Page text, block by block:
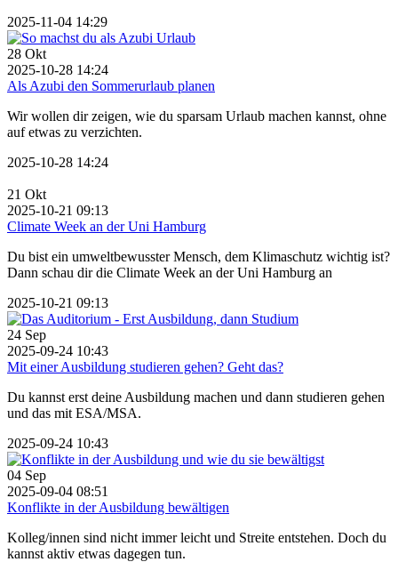
2025-11-04 14:29
28 Okt
2025-10-28 14:24
Als Azubi den Sommerurlaub planen
Wir wollen dir zeigen, wie du sparsam Urlaub machen kannst, ohne
auf etwas zu verzichten.
2025-10-28 14:24
21 Okt
2025-10-21 09:13
Climate Week an der Uni Hamburg
Du bist ein umweltbewusster Mensch, dem Klimaschutz wichtig ist?
Dann schau dir die Climate Week an der Uni Hamburg an
2025-10-21 09:13
24 Sep
2025-09-24 10:43
Mit einer Ausbildung studieren gehen? Geht das?
Du kannst erst deine Ausbildung machen und dann studieren gehen
und das mit ESA/MSA.
2025-09-24 10:43
04 Sep
2025-09-04 08:51
Konflikte in der Ausbildung bewältigen
Kolleg/innen sind nicht immer leicht und Streite entstehen. Doch du
kannst aktiv etwas dagegen tun.